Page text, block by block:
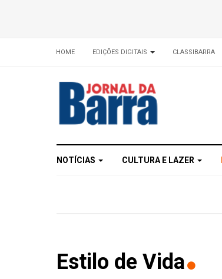
HOME EDIÇÕES DIGITAIS CLASSIBARRA
NOTÍCIAS CULTURA E LAZER
Estilo de Vida